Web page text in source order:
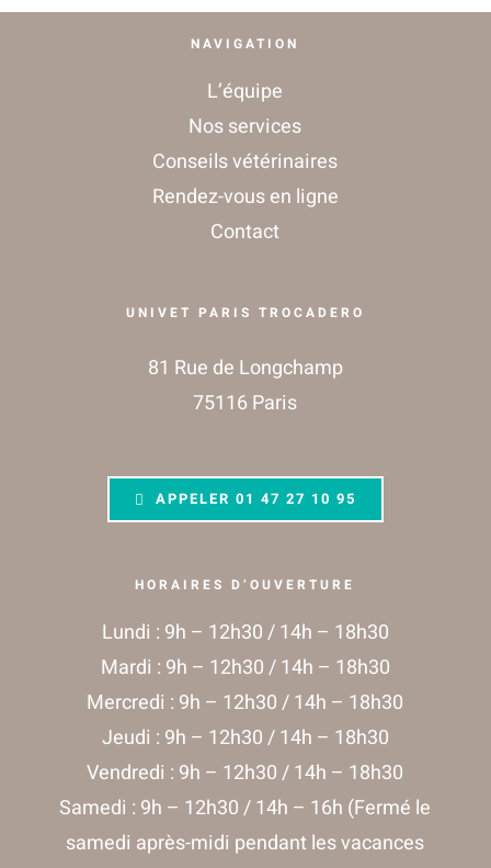
NAVIGATION
L’équipe
Nos services
Conseils vétérinaires
Rendez-vous en ligne
Contact
UNIVET PARIS TROCADERO
81 Rue de Longchamp
75116 Paris
APPELER01 47 27 10 95
HORAIRES D’OUVERTURE
Lundi : 9h – 12h30 / 14h – 18h30
Mardi : 9h – 12h30 / 14h – 18h30
Mercredi : 9h – 12h30 / 14h – 18h30
Jeudi : 9h – 12h30 / 14h – 18h30
Vendredi : 9h – 12h30 / 14h – 18h30
Samedi : 9h – 12h30 / 14h – 16h (Fermé le
samedi après-midi pendant les vacances